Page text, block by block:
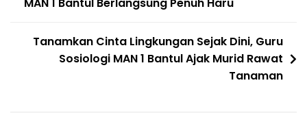
pos
MAN 1 Bantul Berlangsung Penuh Haru
Tanamkan Cinta Lingkungan Sejak Dini, Guru
Sosiologi MAN 1 Bantul Ajak Murid Rawat
Tanaman